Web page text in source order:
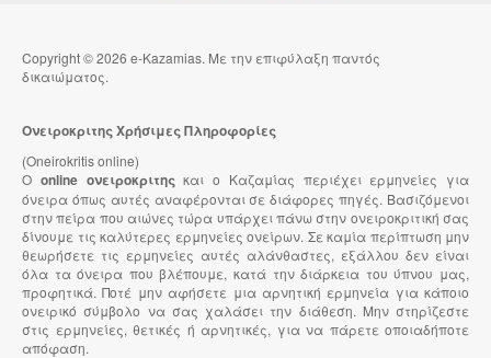
Copyright © 2026 e-Kazamias. Με την επιφύλαξη παντός
δικαιώματος.
Ονειροκριτης Χρήσιμες Πληροφορίες
(Oneirokritis online)
Ο online ονειροκριτηςκαι ο Καζαμίας περιέχει ερμηνείες για
όνειρα όπως αυτές αναφέρονται σε διάφορες πηγές. Βασιζόμενοι
στην πείρα που αιώνες τώρα υπάρχει πάνω στην ονειροκριτική σας
δίνουμε τις καλύτερες ερμηνείες ονείρων. Σε καμία περίπτωση μην
θεωρήσετε τις ερμηνείες αυτές αλάνθαστες, εξάλλου δεν είναι
όλα τα όνειρα που βλέπουμε, κατά την διάρκεια του ύπνου μας,
προφητικά. Ποτέ μην αφήσετε μια αρνητική ερμηνεία για κάποιο
ονειρικό σύμβολο να σας χαλάσει την διάθεση. Μην στηρίζεστε
στις ερμηνείες, θετικές ή αρνητικές, για να πάρετε οποιαδήποτε
απόφαση.